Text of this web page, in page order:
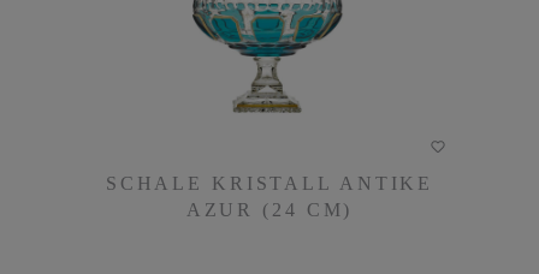
SCHALE KRISTALL ANTIKE
AZUR (24 CM)
AZUR (24 CM)